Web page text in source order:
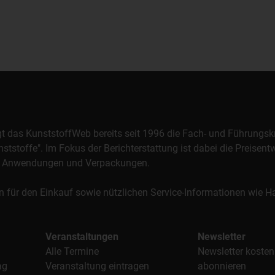
das KunststoffWeb bereits seit 1996 die Fach- und
Im Fokus der Berichterstattung ist dabei die
und Verpackungen.
den Einkauf sowie nützlichen Service-Informationen wie
Veranstaltungen
Alle Termine
Veranstaltung eintragen
Newsletter
Newsletter
abonnieren